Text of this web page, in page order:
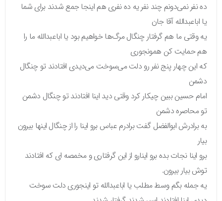
ده نفر نمی‌دونم چند نفر یه ده نفری هم اینجا جمع شدند برای شما
یا اباعبدالله آقا جان
یه وقتی ما هم گرفتار چنگال مرگ‌ها خواهیم بود یا اباعبدالله ما را
هم حمایت کن همونجوری
که این چهار پنج نفر رو دلت می‌سوخت می‌دیدی افتادند تو چنگال
دشمن
امام حسین ببین چیکار کرد وقتی دید اینا افتادند تو چنگال دشمن
تو محاصره دشمن
به برادرش ابوالفضل گفت برادرم عباس برو اینا را از چنگال اینها بیرون
بیار
برو اینا نجات بده برو اینارو از این گرفتاری و مخمصه ای که افتادند
توش بیار بیرون.
یه جمله بگم وسط مطلب یا اباعبدالله تو اینجوری دلت سوخت